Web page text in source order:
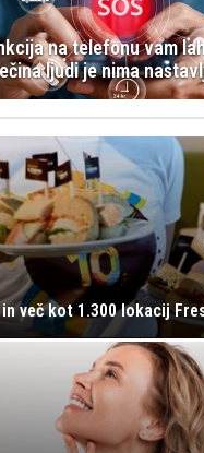
na telefonu vam
ljudi je nima
več kot 1.300 lokacij